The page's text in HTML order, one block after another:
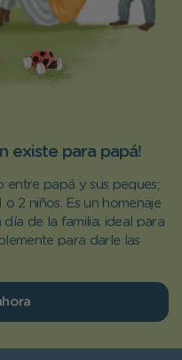
existe para papá!
papá y sus peques;
2 niños. Es un homenaje
de la familia: ideal para
para darle las